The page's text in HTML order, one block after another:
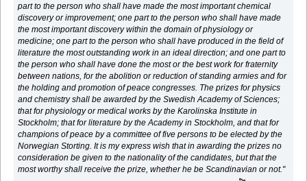
part to the person who shall have made the most important chemical
discovery or improvement; one part to the person who shall have made
the most important discovery within the domain of physiology or
medicine; one part to the person who shall have produced in the field of
literature the most outstanding work in an ideal direction; and one part to
the person who shall have done the most or the best work for fraternity
between nations, for the abolition or reduction of standing armies and for
the holding and promotion of peace congresses. The prizes for physics
and chemistry shall be awarded by the Swedish Academy of Sciences;
that for physiology or medical works by the Karolinska Institute in
Stockholm; that for literature by the Academy in Stockholm, and that for
champions of peace by a committee of five persons to be elected by the
Norwegian Storting. It is my express wish that in awarding the prizes no
consideration be given to the nationality of the candidates, but that the
most worthy shall receive the prize, whether he be Scandinavian or not."